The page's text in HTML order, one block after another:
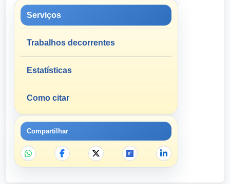
Serviços
Trabalhos decorrentes
Estatísticas
Como citar
Compartilhar